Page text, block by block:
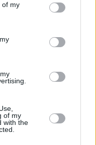
of my
of my
with the